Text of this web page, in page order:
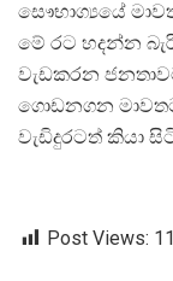
සෞභාග්‍යයේ
මේ රට හදන්න
වැඩකරන
ගොඩනගන
වැඩිදුරටත් කියා
Post Views: 11